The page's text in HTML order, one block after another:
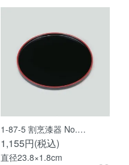
1-87-5 割烹漆器 No.…
1,155円(税込)
直径23.8×1.8cm